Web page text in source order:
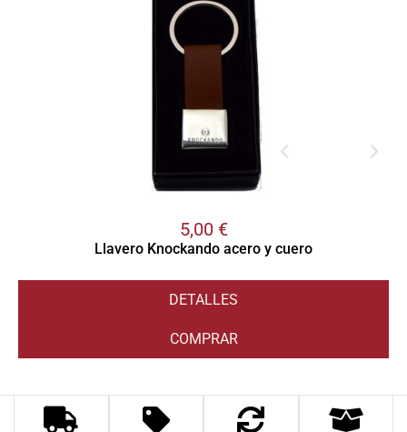
5,00 €
Llavero Knockando acero y cuero
DETALLES
COMPRAR